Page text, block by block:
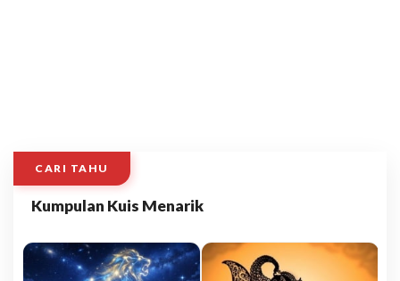
CARI TAHU
Kumpulan Kuis Menarik